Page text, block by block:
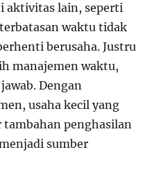
aktivitas lain, seperti
waktu tidak
berusaha. Justru
manajemen waktu,
Dengan
usaha kecil yang
tambahan penghasilan
sumber